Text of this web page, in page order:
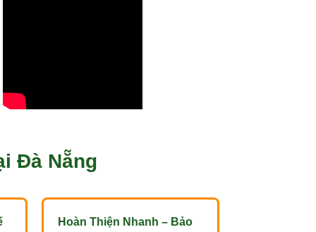
Đà Nẵng
Hoàn Thiện Nhanh – Bảo